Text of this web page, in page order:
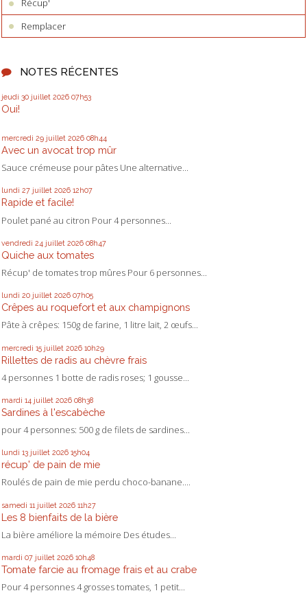
Récup'
Remplacer
NOTES RÉCENTES
jeudi 30 juillet 2026 07h53
Oui!
mercredi 29 juillet 2026 08h44
Avec un avocat trop mûr
Sauce crémeuse pour pâtes Une alternative...
lundi 27 juillet 2026 12h07
Rapide et facile!
Poulet pané au citron Pour 4 personnes...
vendredi 24 juillet 2026 08h47
Quiche aux tomates
Récup' de tomates trop mûres Pour 6 personnes...
lundi 20 juillet 2026 07h05
Crêpes au roquefort et aux champignons
Pâte à crêpes: 150g de farine, 1 litre lait, 2 œufs...
mercredi 15 juillet 2026 10h29
Rillettes de radis au chèvre frais
4 personnes 1 botte de radis roses; 1 gousse...
mardi 14 juillet 2026 08h38
Sardines à l'escabèche
pour 4 personnes: 500 g de filets de sardines...
lundi 13 juillet 2026 15h04
récup' de pain de mie
Roulés de pain de mie perdu choco-banane....
samedi 11 juillet 2026 11h27
Les 8 bienfaits de la bière
La bière améliore la mémoire Des études...
mardi 07 juillet 2026 10h48
Tomate farcie au fromage frais et au crabe
Pour 4 personnes 4 grosses tomates, 1 petit...